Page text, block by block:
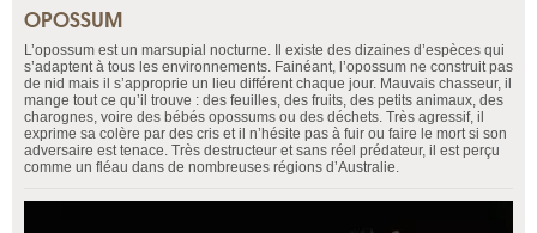
OPOSSUM
L’opossum est un marsupial nocturne. Il existe des dizaines d’espèces qui
s’adaptent à tous les environnements. Fainéant, l’opossum ne construit pas
de nid mais il s’approprie un lieu différent chaque jour. Mauvais chasseur, il
mange tout ce qu’il trouve : des feuilles, des fruits, des petits animaux, des
charognes, voire des bébés opossums ou des déchets. Très agressif, il
exprime sa colère par des cris et il n’hésite pas à fuir ou faire le mort si son
adversaire est tenace. Très destructeur et sans réel prédateur, il est perçu
comme un fléau dans de nombreuses régions d’Australie.